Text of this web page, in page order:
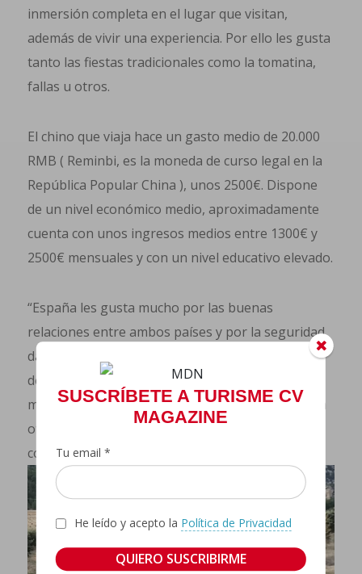
SUSCRÍBETE A TURISME CV
MAGAZINE
Tu email *
He leído y acepto la Política de Privacidad
inmersión completa en el lugar que visitan,
además de vivir una experiencia. Por ello les gusta
tanto las fiestas tradicionales como la tomatina,
fallas u otros.
El chino que viaja hace un gasto medio de 20.000
RMB ( Reminbi, es la moneda de curso legal en la
República Popular China ), unos 2500€. Dispone
de un nivel económico medio, aproximadamente
cuenta con unos ingresos medios entre 1300€ y
2500€ mensuales y con un nivel educativo elevado.
“España les gusta mucho por las buenas
relaciones entre ambos países y por la seguridad,
dato que les es muy importante a la hora de
decidir dónde viajan. Sin embargo, se debe
mejorar la gestión de los visados, ya que para ir a
otros países los trámites son más rápidos”, nos
comenta Víctor Cortizo.